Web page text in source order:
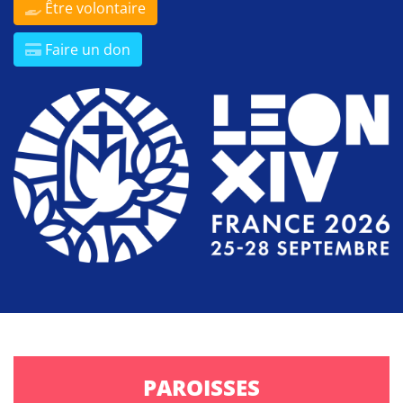
Être volontaire
Faire un don
PAROISSES